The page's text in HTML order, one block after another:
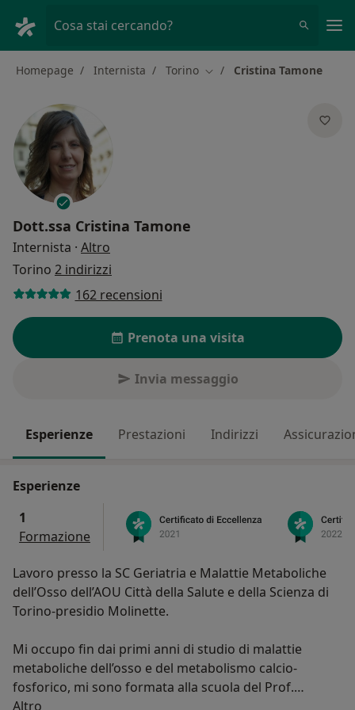
Cosa stai cercando?
Homepage Internista Torino Cambia città
Cristina Tamone
Dott.ssa Cristina Tamone
Internista · Altro
Torino 2 indirizzi
162 recensioni
Prenota una visita
Invia messaggio
Esperienze Prestazioni Indirizzi
Esperienze
1
Formazione
Lavoro presso la SC Geriatria e Malattie Metaboliche
dell’Osso dell’AOU Città della Salute e della Scienza di
Torino-presidio Molinette.
Mi occupo fin dai primi anni di studio di malattie
metaboliche dell’osso e del metabolismo calcio-
fosforico, mi sono formata alla scuola del Prof.
Giancarlo Isaia. In ambulatorio mi occupo in
Altro